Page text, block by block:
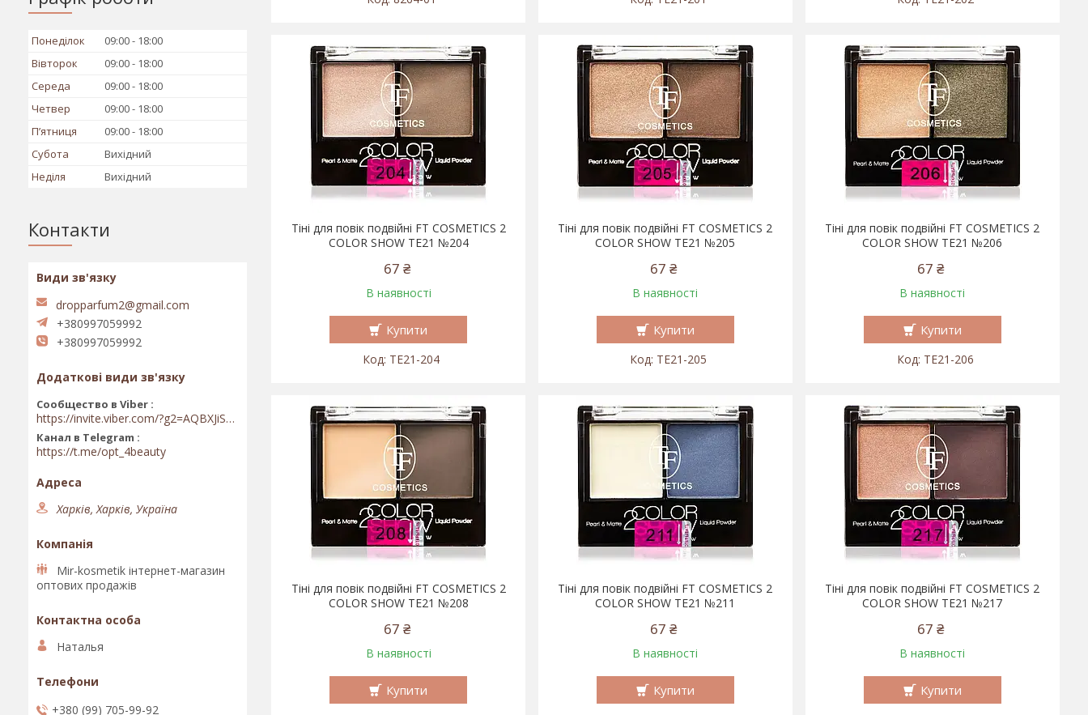
Тіні для повік подвійні FT COSMETICS 2
COLOR SHOW TE21 №204
67 ₴
В наявності
Купити
TE21-204
Тіні для повік подвійні FT COSMETICS 2
COLOR SHOW TE21 №205
67 ₴
В наявності
Купити
TE21-205
Тіні для повік подвійні FT COSMETICS 2
COLOR SHOW TE21 №206
67 ₴
В наявності
Купити
TE21-206
Тіні для повік подвійні FT COSMETICS 2
COLOR SHOW TE21 №208
67 ₴
В наявності
Купити
Тіні для повік подвійні FT COSMETICS 2
COLOR SHOW TE21 №211
67 ₴
В наявності
Купити
Тіні для повік подвійні FT COSMETICS 2
COLOR SHOW TE21 №217
67 ₴
В наявності
Купити
Понеділок 09:00
18:00
Вівторок
09:00
18:00
Середа
09:00
18:00
Четвер
09:00
18:00
Пʼятниця
09:00
18:00
Субота
Вихідний
Неділя
Вихідний
Контакти
dropparfum2@gmail.com
+380997059992
+380997059992
Сообщество в Viber
https://invite.viber.com/?g2=AQBXJiSwIKj9N0wsLWM5JifCoZ3k4Lza4fq58RAqpi3Qaj4OiaoTVb4yP1q7iB6e
Канал в Telegram
https://t.me/opt_4beauty
Харків, Харків, Україна
Mir-kosmetik інтернет-магазин
оптових продажів
Наталья
+380 (99) 705-99-92